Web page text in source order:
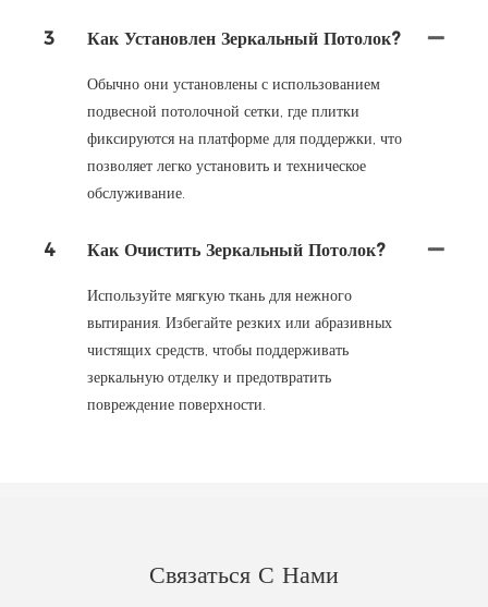
3 Как Установлен Зеркальный Потолок?
Обычно они установлены с использованием
подвесной потолочной сетки, где плитки
фиксируются на платформе для поддержки, что
позволяет легко установить и техническое
обслуживание.
4 Как Очистить Зеркальный Потолок?
Используйте мягкую ткань для нежного
вытирания. Избегайте резких или абразивных
чистящих средств, чтобы поддерживать
зеркальную отделку и предотвратить
повреждение поверхности.
Связаться С Нами